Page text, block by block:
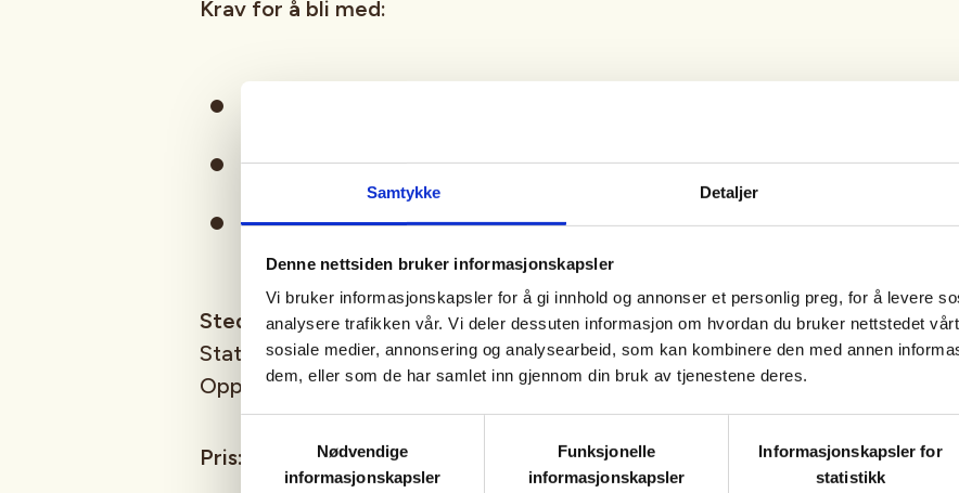
Samtykke Detaljer
Denne nettsiden bruker informasjonskapsler
Vi bruker informasjonskapsler for å gi innhold og annonser et personlig preg, for å levere
analysere trafikken vår. Vi deler dessuten informasjon om hvordan du bruker nettstedet
sosiale medier, annonsering og analysearbeid, som kan kombinere den med annen
dem, eller som de har samlet inn gjennom din bruk av tjenestene deres.
Nødvendige
informasjonskapsler
Funksjonelle
informasjonskapsler
Informasjonskapsler for
statistikk
Krav for å bli med:
Betalt jegeravgift
Foresattes tillatelse (for de mellom 16 og 18 år)
Sted:
Setesdal vesthei-Sirdal, Grauthellerterrenget til
Statskog. Overnatting i hytte.
Oppmøtested Jokerbutikken 4443 Tjørholm.
Pris: kr. 1000,- for medlemmer, andre kr. 2000,-